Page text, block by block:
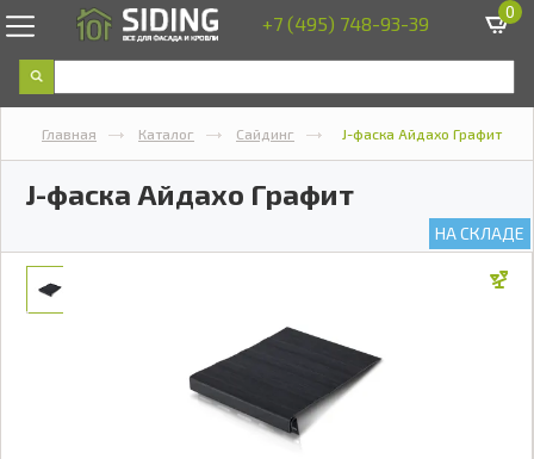
+7 (495) 748-93-39 0
Главная Каталог Сайдинг J-фаска Айдахо Графит
J-фаска Айдахо Графит
НА СКЛАДЕ